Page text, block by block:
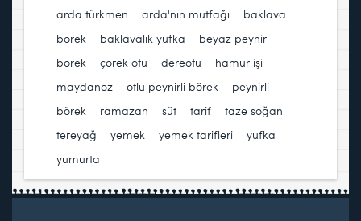
arda türkmen
arda'nın mutfağı
baklava
börek
baklavalık yufka beyaz peynir
börek
çörek otu dereotu hamur işi
maydanoz
otlu peynirli börek
peynirli
börek
ramazan süt tarif taze soğan
tereyağ
yemek yemek tarifleri yufka
yumurta